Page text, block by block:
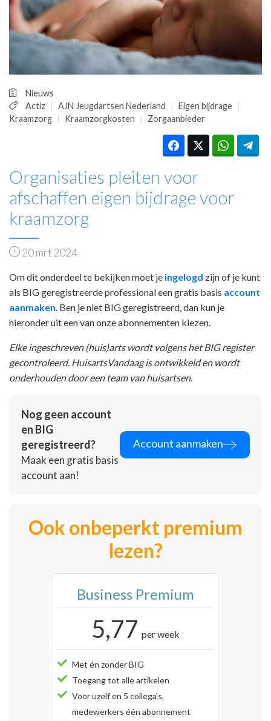
PRAKTIJKZAKEN
TARIEVEN
VPHUISARTSEN
MEDISCHE VAKHANDEL
REGISTRATIE
Nieuws
Actiz
AJN Jeugdartsen Nederland
Eigen bijdrage
Kraamzorg
Kraamzorgkosten Zorgaanbieder
Organisaties pleiten voor
afschaffen eigen bijdrage voor
kraamzorg
20 mrt 2024
Om dit onderdeel te bekijken moet je ingelogd zijn of je kunt
als BIG geregistreerde professional een gratis basis account
aanmaken . Ben je niet BIG geregistreerd, dan kun je
hieronder uit een van onze abonnementen kiezen.
Elke ingeschreven (huis)arts wordt volgens het BIG register
gecontroleerd. HuisartsVandaag is ontwikkeld en wordt
onderhouden door een team van huisartsen.
Nog geen account
en BIG
geregistreerd?
Maak een gratis basis
account aan!
Account aanmaken
Ook onbeperkt premium
lezen?
Business Premium
5,77 per week
Met én zonder BIG
Toegang tot alle artikelen
Voor uzelf en 5 collega’s,
medewerkers één abonnement